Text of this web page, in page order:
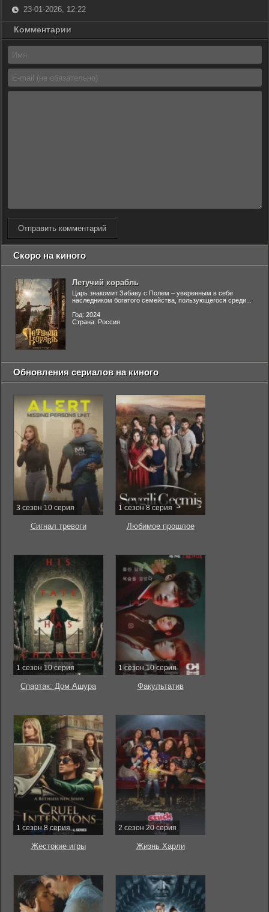
23-01-2026, 12:22
Комментарии
Отправить комментарий
Скоро на киного
Летучий корабль
Царь знакомит Забаву с Полем – уверенным в себе
наследником богатого семейства, пользующегося среди...
Год: 2024
Страна: Россия
Обновления сериалов на киного
3 сезон 10 серия
Сигнал тревоги
1 сезон 8 серия
Любимое прошлое
1 сезон 10 серия
Спартак: Дом Ашура
1 сезон 10 серия
Факультатив
1 сезон 8 серия
Жестокие игры
2 сезон 20 серия
Жизнь Харли